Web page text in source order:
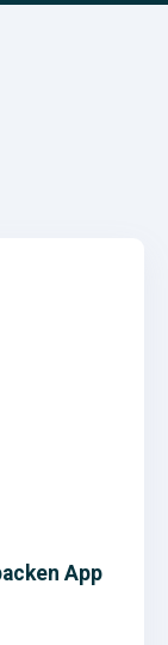
App